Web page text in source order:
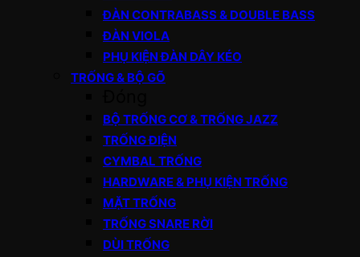
ĐÀN CONTRABASS & DOUBLE BASS
ĐÀN VIOLA
PHỤ KIỆN ĐÀN DÂY KÉO
TRỐNG & BỘ GÕ
BỘ TRỐNG CƠ & TRỐNG JAZZ
TRỐNG ĐIỆN
CYMBAL TRỐNG
HARDWARE & PHỤ KIỆN TRỐNG
MẶT TRỐNG
TRỐNG SNARE RỜI
DÙI TRỐNG